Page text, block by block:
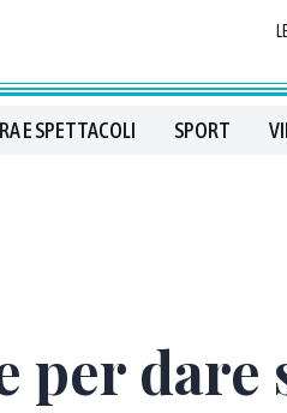
E SPETTACOLI SPORT
per dare